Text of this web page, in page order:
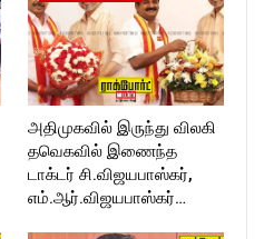
அதிமுகவில் இருந்து விலகி
தவெகவில் இணைந்த
டாக்டர் சி.விஜயபாஸ்கர்,
எம்.ஆர்.விஜயபாஸ்கர்…